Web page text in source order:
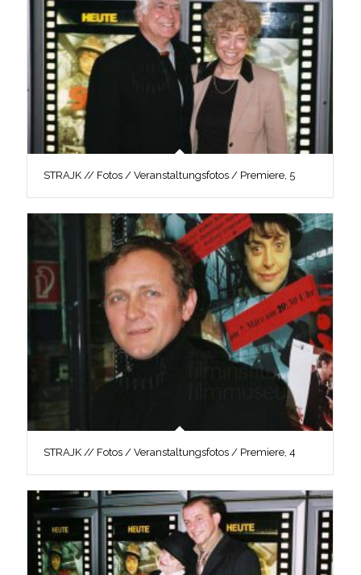
STRAJK // Fotos / Veranstaltungsfotos / Premiere, 5
STRAJK // Fotos / Veranstaltungsfotos / Premiere, 4